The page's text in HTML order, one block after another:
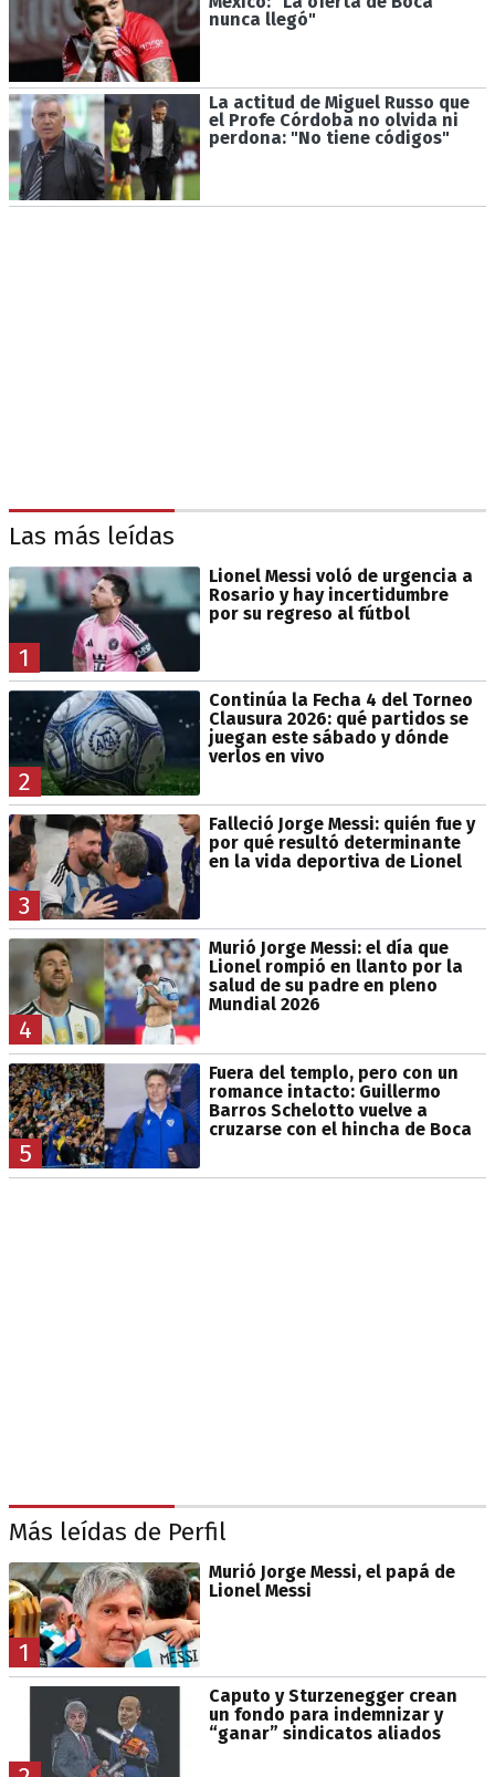
nunca llegó"
La actitud de Miguel Russo que
el Profe Córdoba no olvida ni
perdona: "No tiene códigos"
Las más leídas
1
Lionel Messi voló de urgencia a
Rosario y hay incertidumbre
por su regreso al fútbol
2
Continúa la Fecha 4 del Torneo
Clausura 2026: qué partidos se
juegan este sábado y dónde
verlos en vivo
3
Falleció Jorge Messi: quién fue y
por qué resultó determinante
en la vida deportiva de Lionel
4
Murió Jorge Messi: el día que
Lionel rompió en llanto por la
salud de su padre en pleno
Mundial 2026
5
Fuera del templo, pero con un
romance intacto: Guillermo
Barros Schelotto vuelve a
cruzarse con el hincha de Boca
Más leídas de Perfil
1
Murió Jorge Messi, el papá de
Lionel Messi
Caputo y Sturzenegger crean
un fondo para indemnizar y
“ganar” sindicatos aliados